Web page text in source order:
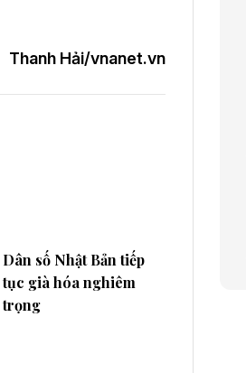
Thanh Hải/vnanet.vn
Dân số Nhật Bản tiếp
tục già hóa nghiêm
trọng